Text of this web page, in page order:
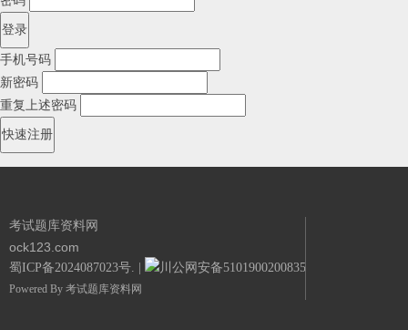
手机号码
新密码
重复上述密码
考试题库资料网
ock123.com
蜀ICP备2024087023号. 川公网安备51019002008351号.
Powered By 考试题库资料网